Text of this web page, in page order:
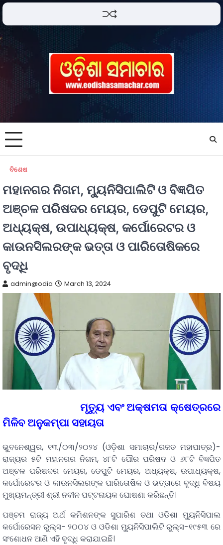
ବିଶେଷ
ମହାନଗର ନିଗମ, ମ୍ୟୁନିସିପାଲିଟି ଓ ବିଜ୍ଞପିତ
ଅଞ୍ଚଳ ପରିଷଦର ମେୟର, ଡେପୁଟି ମେୟର,
ଅଧ୍ୟକ୍ଷ, ଉପାଧ୍ୟକ୍ଷ, କର୍ପୋରେଟର ଓ
କାଉନସିଲରଙ୍କ ଭତ୍ତା ଓ ପାରିତୋଷିକରେ
ବୃଦ୍ଧି
admin@odia March 13, 2024
ମୃତ୍ୟୁ ଏବଂ ଅକ୍ଷମତା କ୍ଷେତ୍ରରେ
ମିଳିବ ଅନୁକମ୍ପା ସହାୟତା
ଭୁବନେଶ୍ୱର, ୧୩/୦୩/୨୦୨୪ (ଓଡ଼ିଶା ସମାଚାର/ରଜତ ମହାପାତ୍ର)-
ରାଜ୍ୟର ୫ଟି ମହାନଗର ନିଗମ, ୪୮ଟି ପୌର ପରିଷଦ ଓ ୬୮ଟି ବିଜ୍ଞପିତ
ଅଞ୍ଚଳ ପରିଷଦର ମେୟର, ଡେପୁଟି ମେୟର, ଅଧ୍ୟକ୍ଷ, ଉପାଧ୍ୟକ୍ଷ,
କର୍ପୋରେଟର ଓ କାଉନସିଲରଙ୍କ ପାରିତୋଷିକ ଓ ଭତ୍ତାରେ ବୃଦ୍ଧି ବିଷୟ
ମୁଖ୍ୟମନ୍ତ୍ରୀ ଶ୍ରୀ ନବୀନ ପଟ୍ଟନାୟକ ଘୋଷଣା କରିଛନ୍ତି।
ପଞ୍ଚମ ରାଜ୍ୟ ଅର୍ଥ କମିଶନଙ୍କ ସୁପାରିଶ ତଥା ଓଡିଶା ମ୍ୟୁନିସିପାଲ
କର୍ପୋରେସନ ରୁଲ୍ସ- ୨୦୦୪ ଓ ଓଡିଶା ମ୍ୟୁନିସିପାଲିଟି ରୁଲ୍ସ-୧୯୫୩ ରେ
ସଂଶୋଧନ ଆଣି ଏହି ବୃଦ୍ଧି କରାଯାଇଛି।